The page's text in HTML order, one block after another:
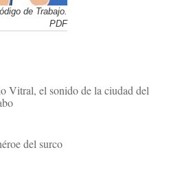
de Trabajo.
PDF
Vitral, el sonido de la ciudad del
del surco